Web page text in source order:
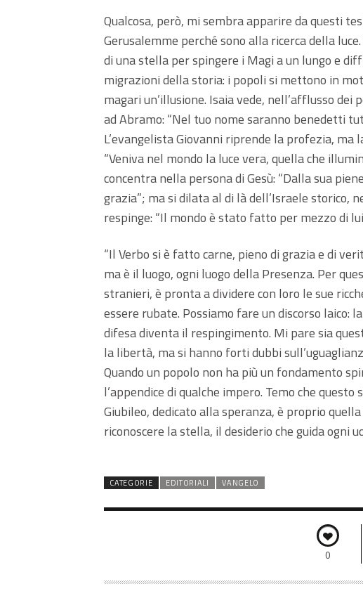
Qualcosa, però, mi sembra apparire da questi
Gerusalemme perché sono alla ricerca della
di una stella per spingere i Magi a un lungo e
migrazioni della storia: i popoli si mettono in
magari un’illusione. Isaia vede, nell’afflusso
ad Abramo: “Nel tuo nome saranno benedetti
L’evangelista Giovanni riprende la profezia,
“Veniva nel mondo la luce vera, quella che
concentra nella persona di Gesù: “Dalla sua
grazia”; ma si dilata al di là dell’Israele storico,
respinge: “Il mondo è stato fatto per mezzo di
“Il Verbo si è fatto carne, pieno di grazia e di
ma è il luogo, ogni luogo della Presenza. Per
stranieri, è pronta a dividere con loro le sue
essere rubate. Possiamo fare un discorso laico:
difesa diventa il respingimento. Mi pare sia
la libertà, ma si hanno forti dubbi
Quando un popolo non ha più un fondamento
l’appendice di qualche impero. Temo che questo
Giubileo, dedicato alla speranza, è proprio
riconoscere la stella, il desiderio che guida ogni
CATEGORIE EDITORIALI VANGELO
0